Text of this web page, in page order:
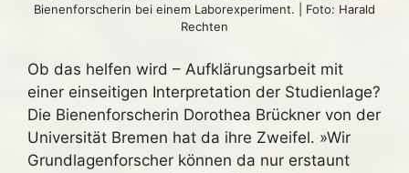
Bienenforscherin bei einem Laborexperiment. | Foto: Harald
Rechten
Ob das helfen wird – Aufklärungsarbeit mit
einer einseitigen Interpretation der Studienlage?
Die Bienenforscherin Dorothea Brückner von der
Universität Bremen hat da ihre Zweifel. »Wir
Grundlagenforscher können da nur erstaunt